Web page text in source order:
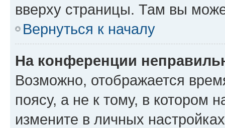
вверху страницы. Там вы
Вернуться к началу
На конференции
Возможно, отображается
поясу, а не к тому, в котором
измените в личных